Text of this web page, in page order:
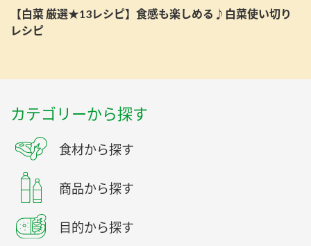
【白菜 厳選★13レシピ】食感も楽しめる♪白菜使い切り
レシピ
カテゴリーから探す
食材から探す
商品から探す
目的から探す